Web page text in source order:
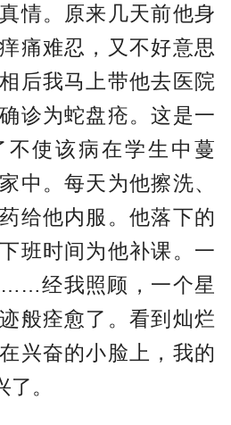
情。原来几天前他身
痛难忍，又不好意思
后我马上带他去医院
诊为蛇盘疮。这是一
不使该病在学生中蔓
中。每天为他擦洗、
给他内服。他落下的
班时间为他补课。一
经我照顾，一个星
般痊愈了。看到灿烂
兴奋的小脸上，我的
。